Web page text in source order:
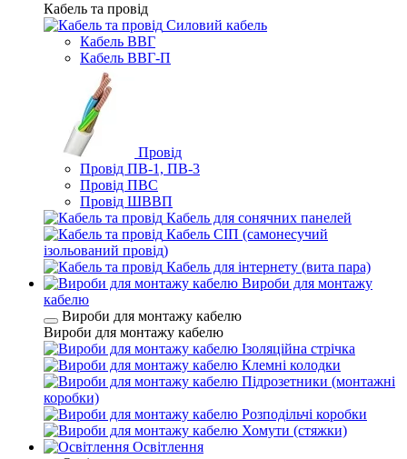
Кабель та провід
Силовий кабель
Кабель ВВГ
Кабель ВВГ-П
Провід
Провід ПВ-1, ПВ-3
Провід ПВС
Провід ШВВП
Кабель для сонячних панелей
Кабель СІП (самонесучий
ізольований провід)
Кабель для інтернету (вита пара)
Вироби для монтажу
кабелю
Вироби для монтажу кабелю
Вироби для монтажу кабелю
Ізоляційна стрічка
Клемні колодки
Підрозетники (монтажні
коробки)
Розподільчі коробки
Хомути (стяжки)
Освітлення